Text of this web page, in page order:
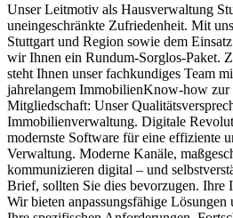
Unser Leitmotiv als Hausverwaltung
uneingeschränkte Zufriedenheit. Mit
Stuttgart und Region sowie dem
wir Ihnen ein Rundum-Sorglos-Paket.
steht Ihnen unser fachkundiges Team
jahrelangem ImmobilienKnow-how
Mitgliedschaft: Unser
Immobilienverwaltung. Digitale
modernste Software für eine effiziente
Verwaltung. Moderne Kanäle,
kommunizieren digital – und
Brief, sollten Sie dies bevorzugen. Ihre
Wir bieten anpassungsfähige Lösungen